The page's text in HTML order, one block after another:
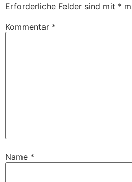
Erforderliche Felder sind mit *
Kommentar *
Name *